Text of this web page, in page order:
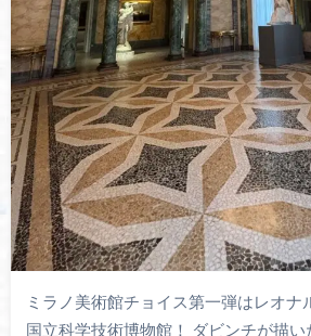
ミラノ美術館チョイス第一弾はレオナ
国立科学技術博物館！ ダビンチが描